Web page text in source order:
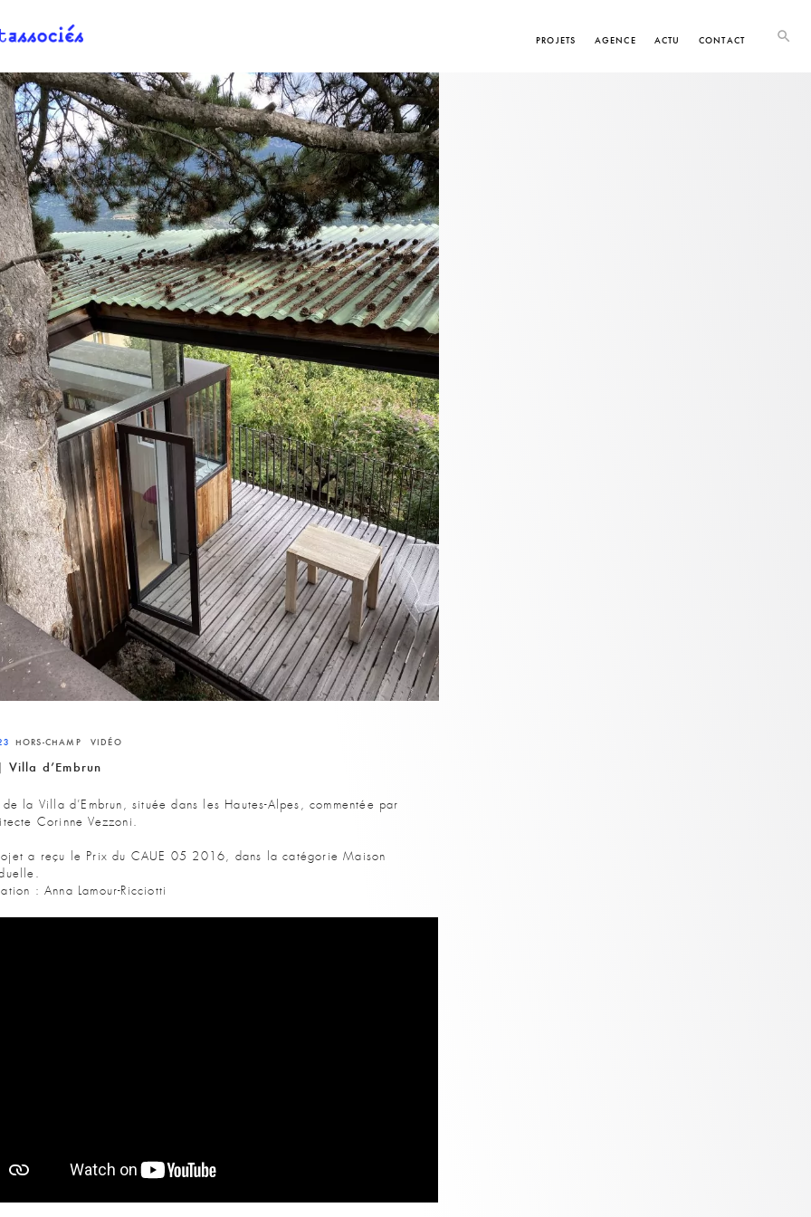
PROJETS AGENCE ACTU CONTACT
HORS-CHAMP VIDÉO
Villa d’Embrun
la Villa d’Embrun, située dans les Hautes-Alpes, commentée par
Corinne Vezzoni.
a reçu le Prix du CAUE 05 2016, dans la catégorie Maison
: Anna Lamour-Ricciotti